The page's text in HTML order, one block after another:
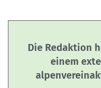
Die Redaktion
einem